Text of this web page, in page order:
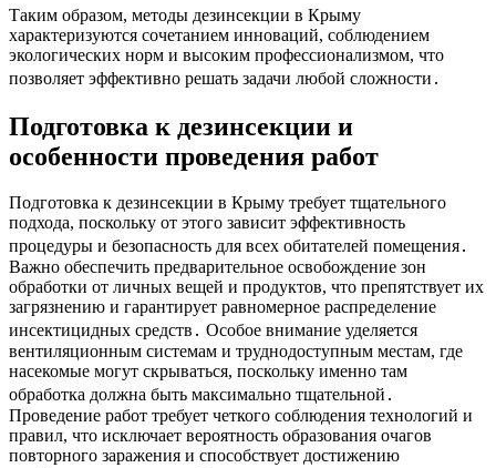
Таким образом, методы дезинсекции в Крыму
характеризуются сочетанием инноваций, соблюдением
экологических норм и высоким профессионализмом, что
позволяет эффективно решать задачи любой сложности․
Подготовка к дезинсекции и
особенности проведения работ
Подготовка к дезинсекции в Крыму требует тщательного
подхода, поскольку от этого зависит эффективность
процедуры и безопасность для всех обитателей помещения․
Важно обеспечить предварительное освобождение зон
обработки от личных вещей и продуктов, что препятствует их
загрязнению и гарантирует равномерное распределение
инсектицидных средств․ Особое внимание уделяется
вентиляционным системам и труднодоступным местам, где
насекомые могут скрываться, поскольку именно там
обработка должна быть максимально тщательной․
Проведение работ требует четкого соблюдения технологий и
правил, что исключает вероятность образования очагов
повторного заражения и способствует достижению